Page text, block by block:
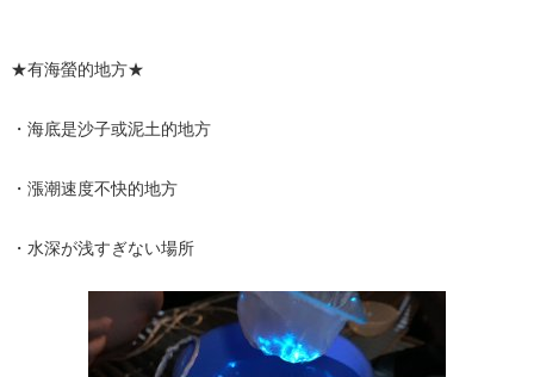
★有海螢的地方★
・海底是沙子或泥土的地方
・漲潮速度不快的地方
・水深が浅すぎない場所